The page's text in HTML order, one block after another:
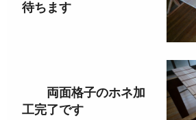
待ちます
両面格子のホネ加
工完了です